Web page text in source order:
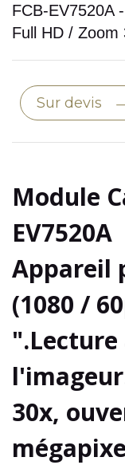
FCB-EV7520A
Full HD / Zoom
Sur devis
Module
EV7520A
Appareil
(1080 /
30x,